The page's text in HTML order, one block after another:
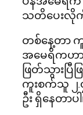
သတိပေးလို
တစ်နေ့တာ
အမေရိကဟာ
ဖြတ်သွားပ
ကူးစက်သူ ၂.
ဦး ရှိနေတာပါ